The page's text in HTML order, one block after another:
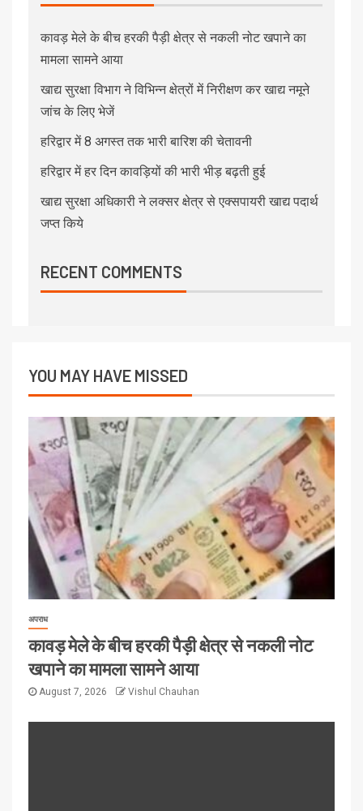
कावड़ मेले के बीच हरकी पैड़ी क्षेत्र से नकली नोट खपाने का
मामला सामने आया
खाद्य सुरक्षा विभाग ने विभिन्न क्षेत्रों में निरीक्षण कर खाद्य नमूने
जांच के लिए भेजें
हरिद्वार में 8 अगस्त तक भारी बारिश की चेतावनी
हरिद्वार में हर दिन कावड़ियों की भारी भीड़ बढ़ती हुई
खाद्य सुरक्षा अधिकारी ने लक्सर क्षेत्र से एक्सपायरी खाद्य पदार्थ
जप्त किये
RECENT COMMENTS
YOU MAY HAVE MISSED
अपराध
कावड़ मेले के बीच हरकी पैड़ी क्षेत्र से नकली नोट
खपाने का मामला सामने आया
August 7, 2026 Vishul Chauhan